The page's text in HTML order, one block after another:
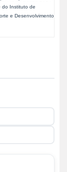
do Instituto de
e Desenvolvimento